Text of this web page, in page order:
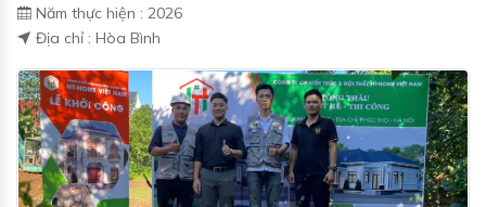
Năm thực hiện : 2026
Địa chỉ : Hòa Bình